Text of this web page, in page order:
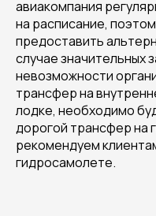
авиакомпания
на расписание,
предоставить
случае значительных
невозможности
трансфер на
лодке, необходимо
дорогой трансфер на
рекомендуем
гидросамолете.